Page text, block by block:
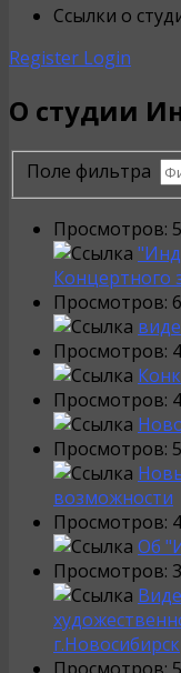
Ссылки о
Register Login
О студии
Поле фильтра
Просмотров:
Концертного
Просмотров:
Просмотров:
Просмотров:
Просмотров:
возможности
Просмотров:
Об
Просмотров:
г.Новосибирск